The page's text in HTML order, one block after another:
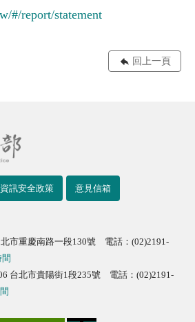
#/report/statement
回上一頁
資訊安全政策 意見信箱
市重慶南路一段130號 電話：(02)2191-
台北市貴陽街1段235號 電話：(02)2191-